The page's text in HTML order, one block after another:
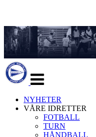
navigasjon
NYHETER
VÅRE IDRETTER
FOTBALL
TURN
HÅNDBALL